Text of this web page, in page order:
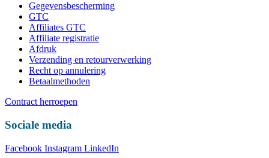
Gegevensbescherming
GTC
Affiliates GTC
Affiliate registratie
Afdruk
Verzending en retourverwerking
Recht op annulering
Betaalmethoden
Contract herroepen
Sociale media
Facebook Instagram LinkedIn